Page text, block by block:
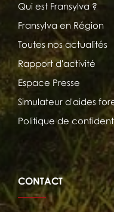
Qui est Fransylva ?
Fransylva en Région
Toutes nos actualités
Rapport d'activité
Espace Presse
Simulateur d'aides
Politique de
CONTACT